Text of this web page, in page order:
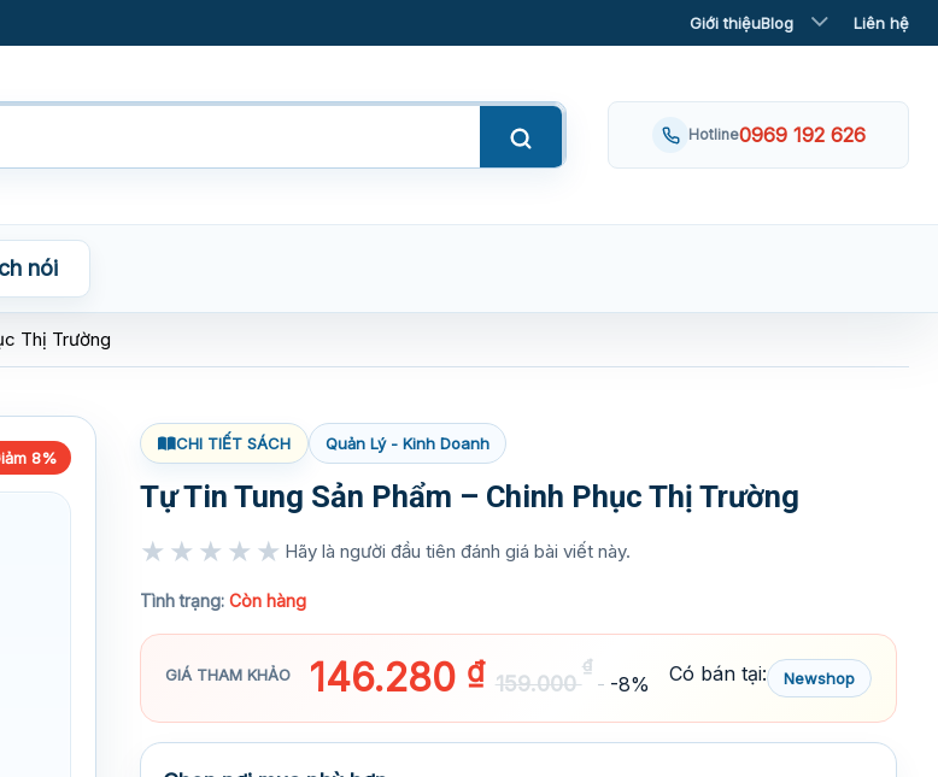
Giới thiệuBlog Liên hệ
Hotline0969 192 626
nói
Thị Trường
8%
CHI TIẾT SÁCH Quản Lý - Kinh Doanh
Tự Tin Tung Sản Phẩm – Chinh Phục Thị Trường
★★★★★ Hãy là người đầu tiên đánh giá bài viết này.
Tình trạng: Còn hàng
GIÁ THAM KHẢO 146.280 ₫ 159.000
₫
-8% Có bán tại: Newshop